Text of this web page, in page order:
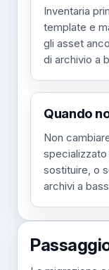
Inventaria
template e
gli asset
di archivio a
Quando
Non
sostituire, o
archivi a